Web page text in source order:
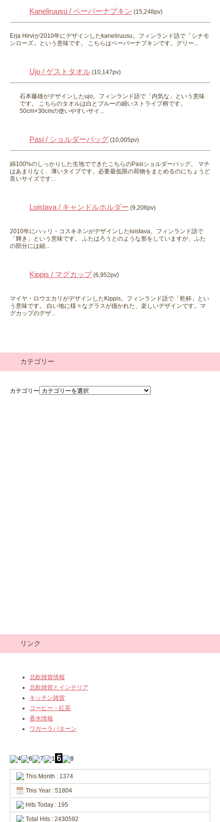
Kaneliruusu / ペーパーナプキン (15,248pv)
Erja Hirviが2010年にデザインしたkaneliruusu。フィンランド語で「シナモ
ンローズ」という意味です。 こちらはペーパーナプキンです。グリー...
Ujo / ゲストタオル (10,147pv)
石本藤雄がデザインしたujo。フィンランド語で「内気な」という意味
です。 こちらのタオルは白とブルーの細いストライプ柄です。
50cm×30cmの使いやすいサイ...
Pasi / ショルダーバッグ (10,005pv)
綿100%のしっかりした生地でできたこちらのPasiショルダーバッグ。 マチ
はあまりなく、薄いタイプです。必要最低限の荷物をまとめるのにちょうど
良いサイズです...
Loistava / キャンドルホルダー (9,206pv)
2010年にハッリ・コスキネンがデザインしたloistava。フィンランド語で
「輝き」という意味です。 ふたはろうとのような形をしていますが、ふた
の部分には細...
Kippis / マグカップ (6,952pv)
マイヤ・ロウエカリがデザインしたKippis。フィンランド語で「乾杯」とい
う意味です。 白い地に様々なグラスが描かれた、楽しいデザインです。マ
グカップのデザ...
カテゴリー
カテゴリー
リンク
北欧雑貨情報
北欧雑貨とインテリア
キッチン雑貨
コーヒー・紅茶
香水情報
ワガーラパターン
This Month : 1374
This Year : 51804
Hits Today : 195
Total Hits : 2430592